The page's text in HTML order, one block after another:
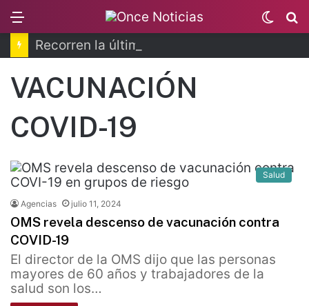
Switch
skin
VACUNACIÓN
COVID-19
Salud
Agencias julio 11, 2024
OMS revela descenso de vacunación contra
COVID-19
El director de la OMS dijo que las personas
mayores de 60 años y trabajadores de la
salud son los…